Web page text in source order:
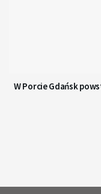
W Porcie Gdańsk